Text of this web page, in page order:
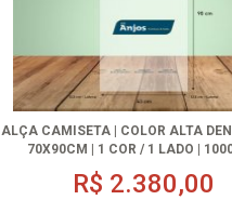
ALÇA CAMISETA | COLOR ALTA
70X90CM | 1 COR / 1 LADO |
R$ 2.380,00